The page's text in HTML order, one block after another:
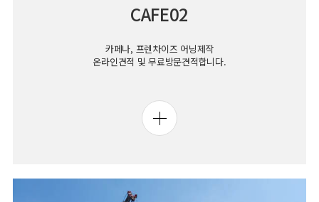
CAFE02
카페나, 프렌차이즈 어닝제작
온라인견적 및 무료방문견적합니다.